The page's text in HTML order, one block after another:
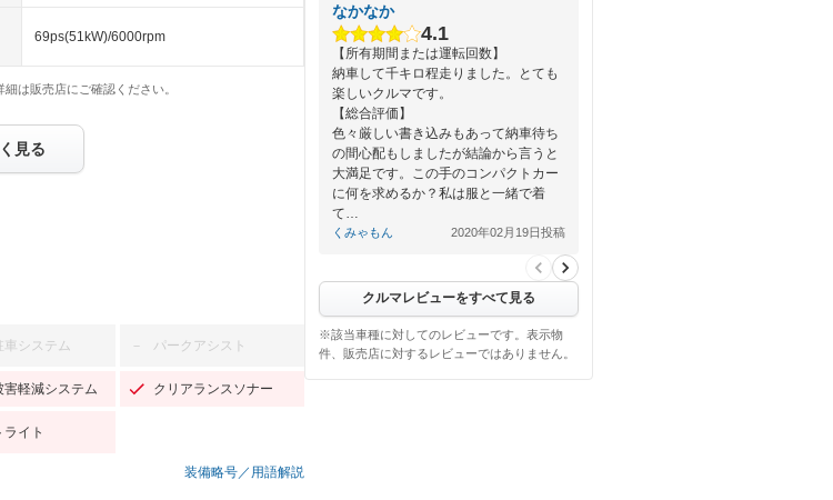
69ps(51kW)/6000rpm
は販売店にご確認ください。
見る
車システム － パークアシスト
害軽減システム クリアランスソナー
ライト
装備略号／用語解説
なかなか
4.1
【所有期間または運転回数】
納車して千キロ程走りました。とても
楽しいクルマです。
【総合評価】
色々厳しい書き込みもあって納車待ち
の間心配もしましたが結論から言うと
大満足です。この手のコンパクトカー
に何を求めるか？私は服と一緒で着
て…
くみゃもん 2020年02月19日投稿
クルマレビューをすべて見る
※該当車種に対してのレビューです。表示物
件、販売店に対するレビューではありません。